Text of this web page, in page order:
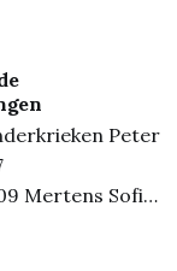
de
niet zó ver
Björn Peeters
Mertens Sofie